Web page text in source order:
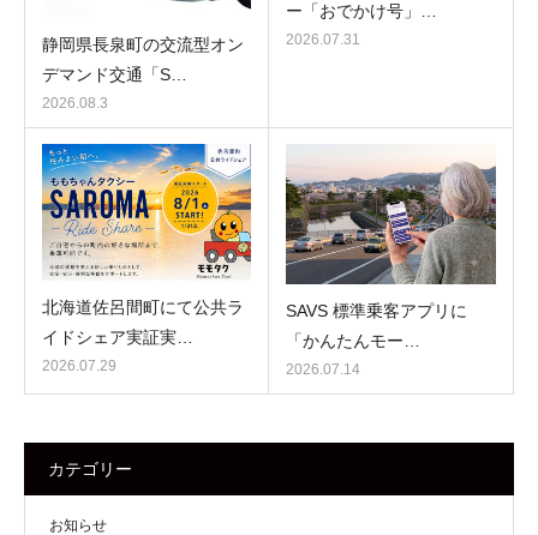
静岡県長泉町の交流型オン
デマンド交通「S…
2026.08.3
ー「おでかけ号」…
2026.07.31
北海道佐呂間町にて公共ラ
イドシェア実証実…
2026.07.29
SAVS 標準乗客アプリに
「かんたんモー…
2026.07.14
カテゴリー
お知らせ